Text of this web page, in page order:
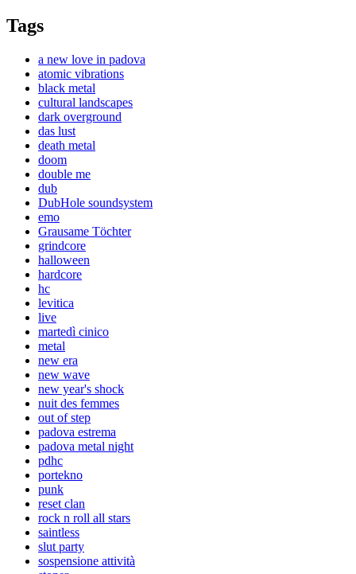
Tags
a new love in padova
atomic vibrations
black metal
cultural landscapes
dark overground
das lust
death metal
doom
double me
dub
DubHole soundsystem
emo
Grausame Töchter
grindcore
halloween
hardcore
hc
levitica
live
martedì cinico
metal
new era
new wave
new year's shock
nuit des femmes
out of step
padova estrema
padova metal night
pdhc
portekno
punk
reset clan
rock n roll all stars
saintless
slut party
sospensione attività